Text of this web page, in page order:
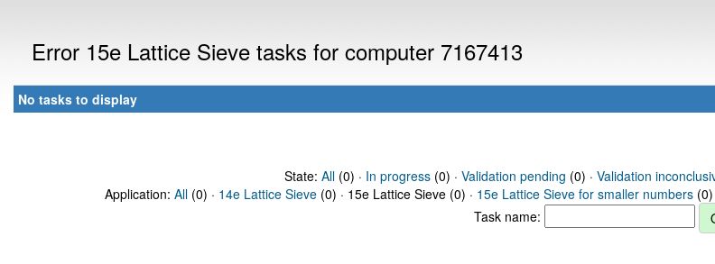
Error 15e Lattice Sieve tasks for computer 7167413
No tasks to display
State: All(0) · In progress(0) · Validation pending (0) · Validation
Application: All (0) · 14e Lattice Sieve (0) · 15e Lattice Sieve (0) · 15e Lattice Sieve for smaller numbers (0)
Task name: